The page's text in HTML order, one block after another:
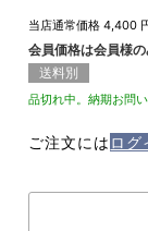
当店通常価格 4,400
会員価格は会員様
送料別
品切れ中。納期お問
ご注文には ログ